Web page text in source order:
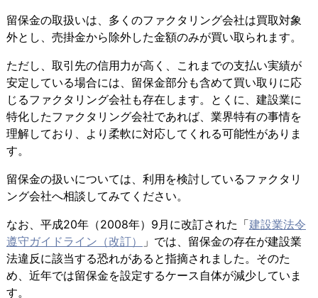
留保金の取扱いは、 多くのファクタリング会社は買取対象
外とし、売掛金から除外した金額のみが買い取られます。
ただし、取引先の信用力が高く、これまでの支払い実績が
安定している場合には、留保金部分も含めて買い取りに応
じるファクタリング会社も存在します。とくに、建設業に
特化したファクタリング会社であれば、業界特有の事情を
理解しており、より柔軟に対応してくれる可能性がありま
す。
留保金の扱いについては、利用を検討しているファクタリ
ング会社へ相談してみてください。
なお、平成20年（2008年）9月に改訂された「建設業法令
遵守ガイドライン（改訂）
」では、留保金の存在が建設業
法違反に該当する恐れがあると指摘されました。そのた
め、近年では留保金を設定するケース自体が減少していま
す。